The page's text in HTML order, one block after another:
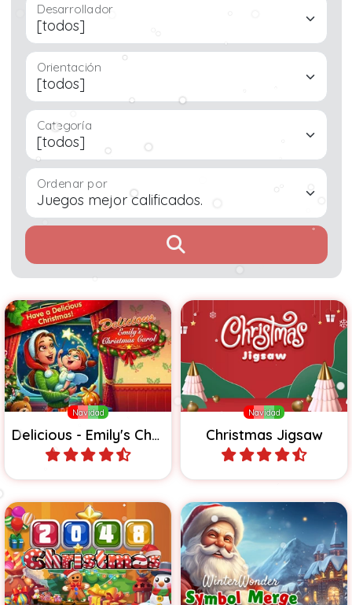
Orientación
Categoría
Ordenar por
Navidad
Delicious - Emily's Christmas Carol
Ayuda a Emily durante la
Navidad en su Restaurante
de Invierno.
Jugar Christmas Jigsaw
Juego de rompecabezas
para Navidad.
Jugar
Sin límite de tiempo Navidad
2048 Christmas
que se vuelve más difícil a
medida que avanzas de
nivel.
Invierno Navidad
WinterWonder Symbol Merge
Combina los símbolos de
WinterWonder.